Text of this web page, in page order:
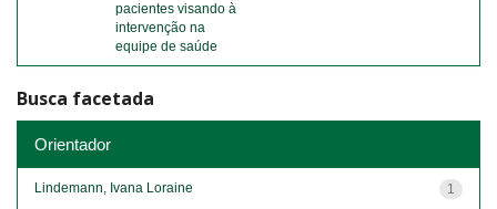
pacientes visando à
intervenção na
equipe de saúde
Busca facetada
Orientador
1
Lindemann, Ivana Loraine